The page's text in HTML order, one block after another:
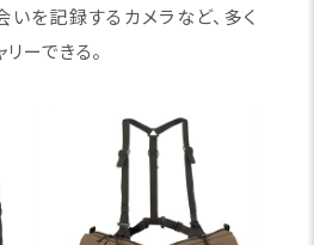
いを記録するカメラなど、多く
ーできる。